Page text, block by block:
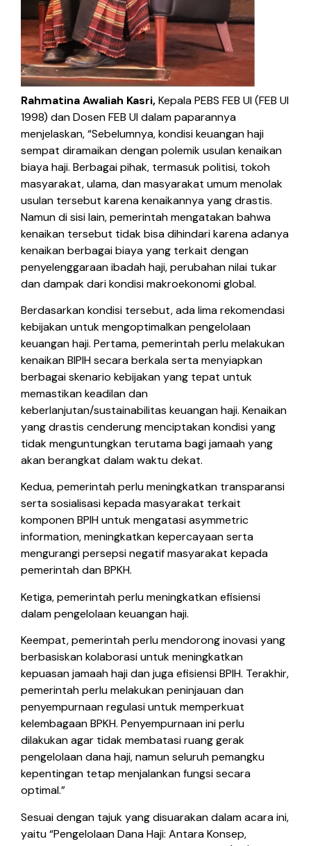
Rahmatina Awaliah Kasri,Kepala PEBS FEB UI (FEB UI
1998) dan Dosen FEB UI dalam paparannya
menjelaskan, “Sebelumnya, kondisi keuangan haji
sempat diramaikan dengan polemik usulan kenaikan
biaya haji. Berbagai pihak, termasuk politisi, tokoh
masyarakat, ulama, dan masyarakat umum menolak
usulan tersebut karena kenaikannya yang drastis.
Namun di sisi lain, pemerintah mengatakan bahwa
kenaikan tersebut tidak bisa dihindari karena adanya
kenaikan berbagai biaya yang terkait dengan
penyelenggaraan ibadah haji, perubahan nilai tukar
dan dampak dari kondisi makroekonomi global.
Berdasarkan kondisi tersebut, ada lima rekomendasi
kebijakan untuk mengoptimalkan pengelolaan
keuangan haji. Pertama, pemerintah perlu melakukan
kenaikan BIPIH secara berkala serta menyiapkan
berbagai skenario kebijakan yang tepat untuk
memastikan keadilan dan
keberlanjutan/sustainabilitas keuangan haji. Kenaikan
yang drastis cenderung menciptakan kondisi yang
tidak menguntungkan terutama bagi jamaah yang
akan berangkat dalam waktu dekat.
Kedua, pemerintah perlu meningkatkan transparansi
serta sosialisasi kepada masyarakat terkait
komponen BPIH untuk mengatasi asymmetric
information, meningkatkan kepercayaan serta
mengurangi persepsi negatif masyarakat kepada
pemerintah dan BPKH.
Ketiga, pemerintah perlu meningkatkan efisiensi
dalam pengelolaan keuangan haji.
Keempat, pemerintah perlu mendorong inovasi yang
berbasiskan kolaborasi untuk meningkatkan
kepuasan jamaah haji dan juga efisiensi BPIH. Terakhir,
pemerintah perlu melakukan peninjauan dan
penyempurnaan regulasi untuk memperkuat
kelembagaan BPKH. Penyempurnaan ini perlu
dilakukan agar tidak membatasi ruang gerak
pengelolaan dana haji, namun seluruh pemangku
kepentingan tetap menjalankan fungsi secara
optimal.”
Sesuai dengan tajuk yang disuarakan dalam acara ini,
yaitu “Pengelolaan Dana Haji: Antara Konsep,